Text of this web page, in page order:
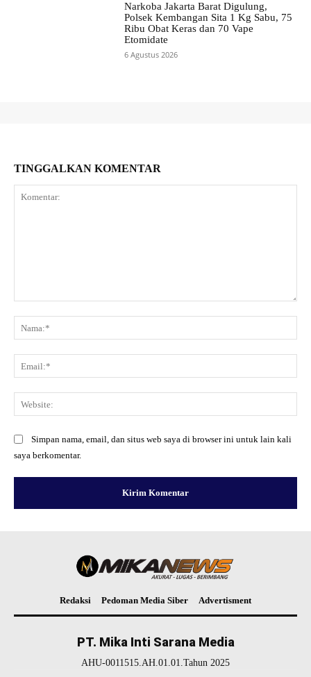
Narkoba Jakarta Barat Digulung,
Polsek Kembangan Sita 1 Kg Sabu, 75
Ribu Obat Keras dan 70 Vape
Etomidate
6 Agustus 2026
TINGGALKAN KOMENTAR
Simpan nama, email, dan situs web saya di browser ini untuk lain kali
saya berkomentar.
Redaksi Pedoman Media Siber Advertisment
PT. Mika Inti Sarana Media
AHU-0011515.AH.01.01.Tahun 2025